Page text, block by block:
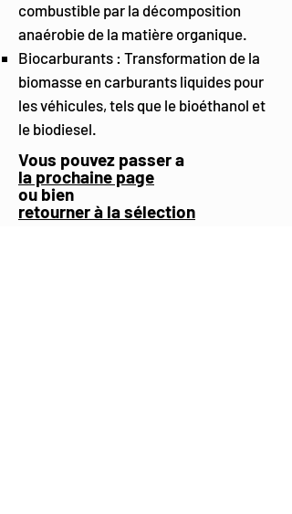
combustible par la décomposition
anaérobie de la matière organique.
Biocarburants : Transformation de la
biomasse en carburants liquides pour
les véhicules, tels que le bioéthanol et
le biodiesel.
Vous pouvez passer a
la prochaine page
ou bien
retourner à la sélection